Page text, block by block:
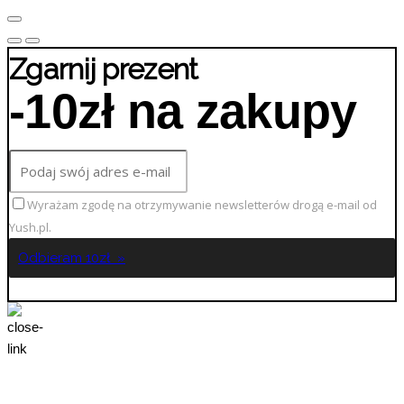
Zgarnij prezent
-10zł na zakupy
Wyrażam zgodę na otrzymywanie newsletterów drogą e-mail od
Yush.pl.
Odbieram 10zł »